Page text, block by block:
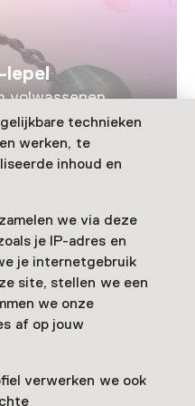
technieken
werken, te
inhoud en
we via deze
je IP-adres en
je internetgebruik
site, stellen we een
we onze
af op jouw
verwerken we ook
lepel
volwassenen